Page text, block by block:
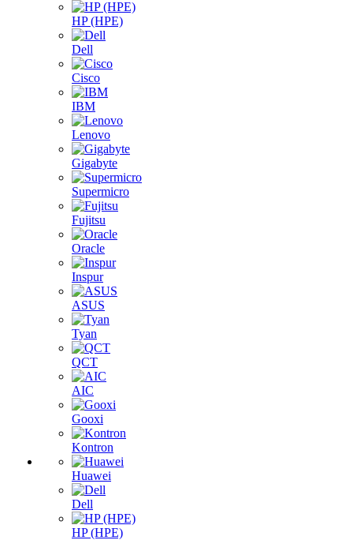
HP (HPE)
Dell
Cisco
IBM
Lenovo
Gigabyte
Supermicro
Fujitsu
Oracle
Inspur
ASUS
Tyan
QCT
AIC
Gooxi
Kontron
Huawei
Dell
HP (HPE)